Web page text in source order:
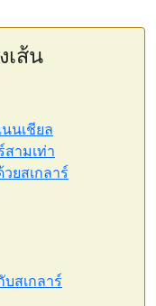
เส้น
นเชียล
ามเท่า
ยสเกลาร์
สเกลาร์